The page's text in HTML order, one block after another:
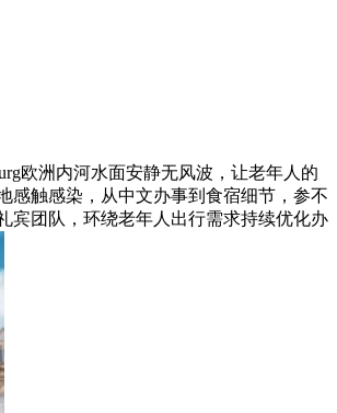
欧洲内河水面安静无风波，让老年人的
感触感染，从中文办事到食宿细节，参不
宾团队，环绕老年人出行需求持续优化办